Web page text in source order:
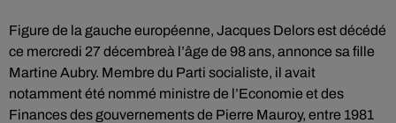
Figure de la gauche européenne, Jacques Delors est décédé
ce mercredi 27 décembreà l’âge de 98 ans, annonce sa fille
Martine Aubry. Membre du Parti socialiste, il avait
notamment été nommé ministre de l’Economie et des
Finances des gouvernements de Pierre Mauroy, entre 1981